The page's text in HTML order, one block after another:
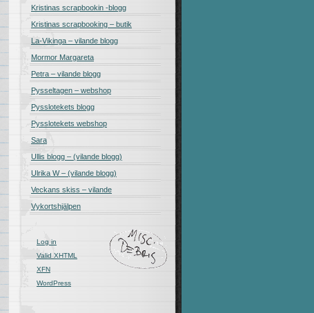
Kristinas scrapbookin -blogg
Kristinas scrapbooking – butik
La-Vikinga – vilande blogg
Mormor Margareta
Petra – vilande blogg
Pysseltagen – webshop
Pysslotekets blogg
Pysslotekets webshop
Sara
Ullis blogg – (vilande blogg)
Ulrika W – (vilande blogg)
Veckans skiss – vilande
Vykortshjälpen
Log in
Valid XHTML
XFN
WordPress